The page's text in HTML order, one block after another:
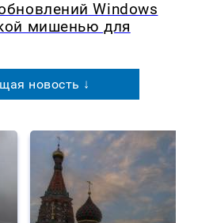
Windows
мишенью для
новость ↓